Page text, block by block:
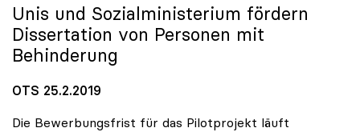
Unis und Sozialministerium fördern
Dissertation von Personen mit
Behinderung
OTS 25.2.2019
Die Bewerbungsfrist für das Pilotprojekt läuft